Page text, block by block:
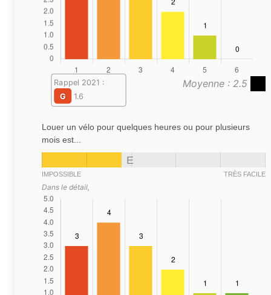
Moyenne : 2.5
Rappel 2021 :
G
1.6
Louer un vélo pour quelques heures ou pour plusieurs
mois est...
E
IMPOSSIBLE TRÈS FACILE
Dans le détail,